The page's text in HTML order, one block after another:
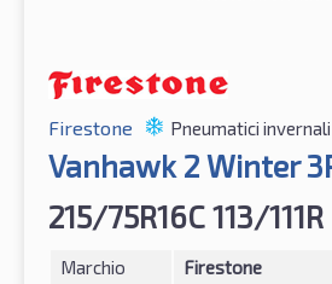
Firestone Pneumatici invernali
Vanhawk 2 Winter
215/75R16C 113/111R
Marchio
Firestone